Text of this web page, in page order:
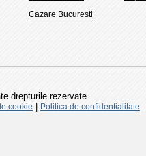
Cazare Bucuresti
drepturile rezervate
cookie Politica de confidentialitate